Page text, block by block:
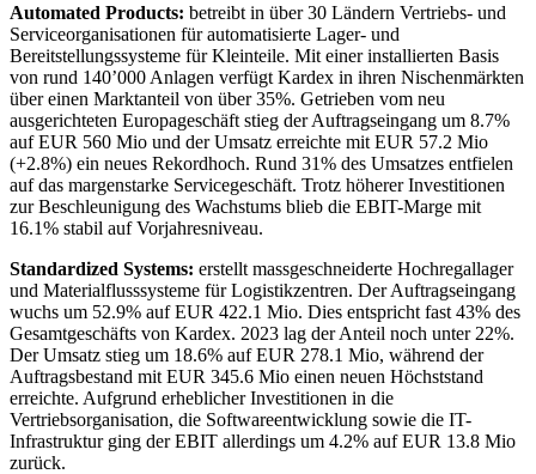
Automated Products: betreibt in über 30 Ländern Vertriebs- und
Serviceorganisationen für automatisierte Lager- und
Bereitstellungssysteme für Kleinteile. Mit einer installierten Basis
von rund 140’000 Anlagen verfügt Kardex in ihren Nischenmärkten
über einen Marktanteil von über 35%. Getrieben vom neu
ausgerichteten Europageschäft stieg der Auftragseingang um 8.7%
auf EUR 560 Mio und der Umsatz erreichte mit EUR 57.2 Mio
(+2.8%) ein neues Rekordhoch. Rund 31% des Umsatzes entfielen
auf das margenstarke Servicegeschäft. Trotz höherer Investitionen
zur Beschleunigung des Wachstums blieb die EBIT-Marge mit
16.1% stabil auf Vorjahresniveau.
Standardized Systems: erstellt massgeschneiderte Hochregallager
und Materialflusssysteme für Logistikzentren. Der Auftragseingang
wuchs um 52.9% auf EUR 422.1 Mio. Dies entspricht fast 43% des
Gesamtgeschäfts von Kardex. 2023 lag der Anteil noch unter 22%.
Der Umsatz stieg um 18.6% auf EUR 278.1 Mio, während der
Auftragsbestand mit EUR 345.6 Mio einen neuen Höchststand
erreichte. Aufgrund erheblicher Investitionen in die
Vertriebsorganisation, die Softwareentwicklung sowie die IT-
Infrastruktur ging der EBIT allerdings um 4.2% auf EUR 13.8 Mio
zurück.